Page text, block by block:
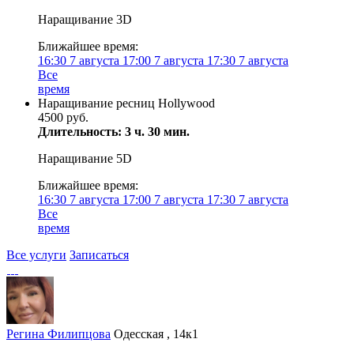
Наращивание 3D
Ближайшее время:
16:30 7 августа 17:00 7 августа 17:30 7 августа
Все
время
Наращивание ресниц Hollywood
4500 руб.
Длительность: 3 ч. 30 мин.
Наращивание 5D
Ближайшее время:
16:30 7 августа 17:00 7 августа 17:30 7 августа
Все
время
Все услуги Записаться
Регина Филипцова Одесская , 14к1